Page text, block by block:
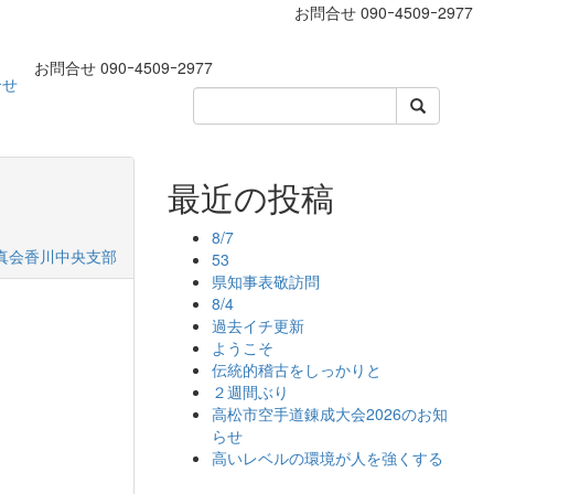
お問合せ 090ｰ4509ｰ2977
お問合せ 090ｰ4509ｰ2977
会香川中央支部
最近の投稿
8/7
53
県知事表敬訪問
8/4
過去イチ更新
ようこそ
伝統的稽古をしっかりと
２週間ぶり
高松市空手道錬成大会2026のお知
らせ
高いレベルの環境が人を強くする